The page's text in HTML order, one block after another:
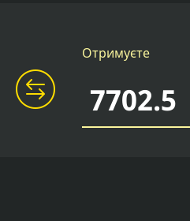
Отримуєте